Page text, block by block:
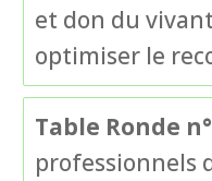
et don du
optimiser le
Table Ronde
professionnels